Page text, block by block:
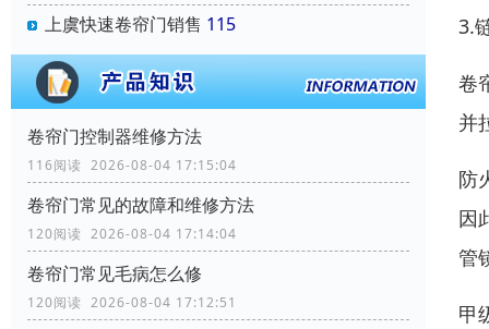
上虞快速卷帘门销售 115
卷帘门控制器维修方法
116阅读 2026-08-04 17:15:04
卷帘门常见的故障和维修方法
120阅读 2026-08-04 17:14:04
卷帘门常见毛病怎么修
120阅读 2026-08-04 17:12:51
3.
卷
并
防
因
管
甲